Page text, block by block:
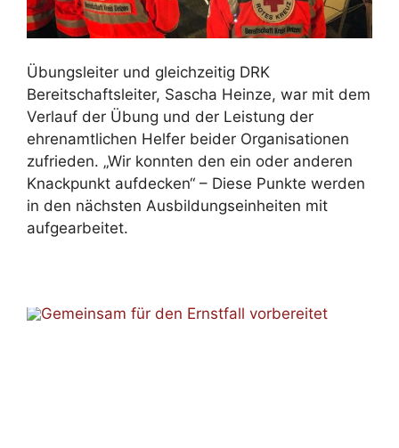
Übungsleiter und gleichzeitig DRK
Bereitschaftsleiter, Sascha Heinze, war mit dem
Verlauf der Übung und der Leistung der
ehrenamtlichen Helfer beider Organisationen
zufrieden. „Wir konnten den ein oder anderen
Knackpunkt aufdecken“ – Diese Punkte werden
in den nächsten Ausbildungseinheiten mit
aufgearbeitet.